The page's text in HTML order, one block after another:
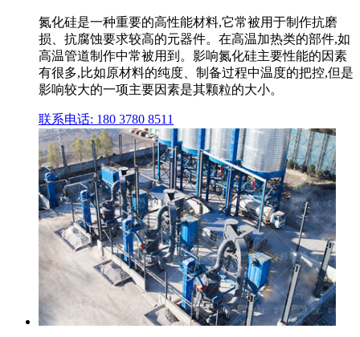
氮化硅是一种重要的高性能材料,它常被用于制作抗磨
损、抗腐蚀要求较高的元器件。在高温加热类的部件,如
高温管道制作中常被用到。影响氮化硅主要性能的因素
有很多,比如原材料的纯度、制备过程中温度的把控,但是
影响较大的一项主要因素是其颗粒的大小。
联系电话: 180 3780 8511